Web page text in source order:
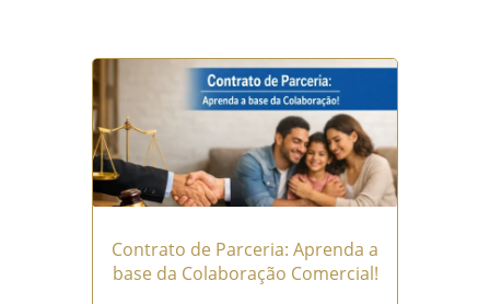
Contrato de Parceria: Aprenda a
base da Colaboração Comercial!